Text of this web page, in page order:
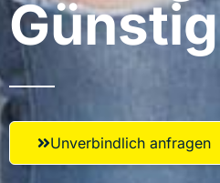
Unverbindlich anfragen